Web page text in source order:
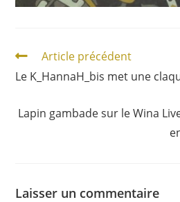
Article précédent
Le K_HannaH_bis met une
Lapin gambade sur le Wina
Laisser un commentaire